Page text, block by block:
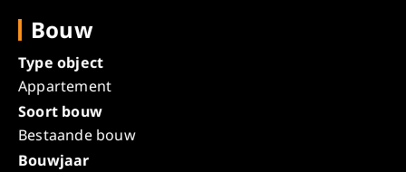
Bouw
Type object
Appartement
Soort bouw
Bestaande bouw
Bouwjaar